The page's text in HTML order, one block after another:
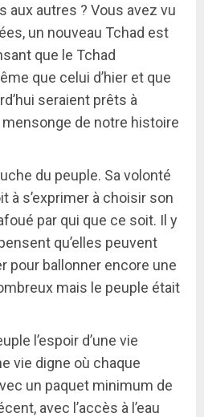
aux autres ? Vous avez vu
un nouveau Tchad est
que le Tchad
que celui d’hier et que
seraient prêts à
de notre histoire
du peuple. Sa volonté
à s’exprimer à choisir son
par qui que ce soit. Il y
qu’elles peuvent
pour ballonner encore une
mais le peuple était
l’espoir d’une vie
vie digne où chaque
un paquet minimum de
avec l’accès à l’eau